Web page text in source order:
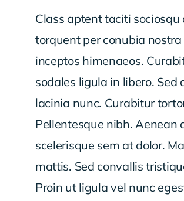
Class aptent taciti sociosqu
torquent per conubia nostra
inceptos himenaeos.
sodales ligula in libero. Sed
lacinia nunc. Curabitur
Pellentesque nibh. Aenean
scelerisque sem at dolor.
mattis. Sed convallis
Proin ut ligula vel nunc